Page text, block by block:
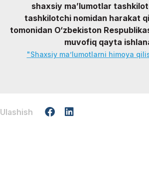
shaxsiy ma’lumotlar
tashkilotchi nomidan harakat
tomonidan O‘zbekiston
muvofiq qayta
"Shaxsiy ma’lumotlarni himoya
Ulashish